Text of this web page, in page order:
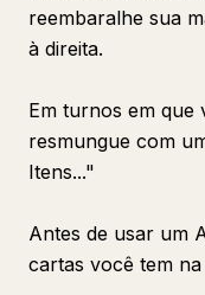
reembaralhe sua
à direita.
Em turnos em que
resmungue com
Itens..."
Antes de usar um
cartas você tem